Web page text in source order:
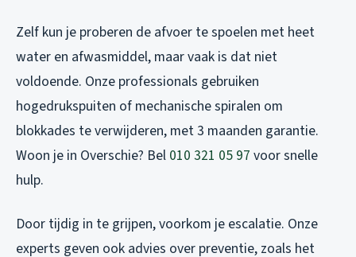
Zelf kun je proberen de afvoer te spoelen met heet
water en afwasmiddel, maar vaak is dat niet
voldoende. Onze professionals gebruiken
hogedrukspuiten of mechanische spiralen om
blokkades te verwijderen, met 3 maanden garantie.
Woon je in Overschie? Bel 010 321 05 97 voor snelle
hulp.
Door tijdig in te grijpen, voorkom je escalatie. Onze
experts geven ook advies over preventie, zoals het